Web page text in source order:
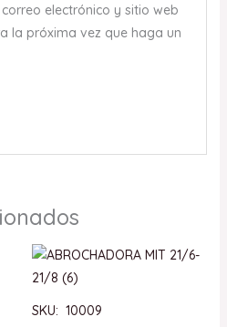
electrónico y sitio web
la próxima vez que haga un
SKU: 10009